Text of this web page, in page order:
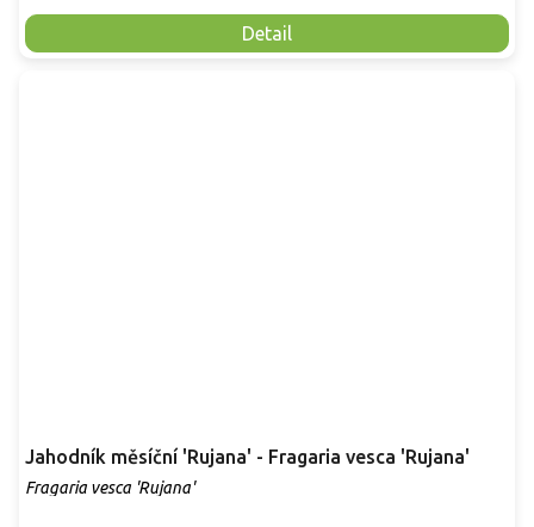
Detail
Jahodník měsíční 'Rujana' - Fragaria vesca 'Rujana'
Fragaria vesca 'Rujana'